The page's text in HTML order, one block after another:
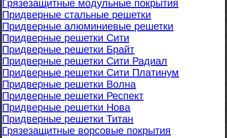
Грязезащитные модульные покрытия
Придверные стальные решетки
Придверные алюминиевые решетки
Придверные решетки Сити
Придверные решетки Брайт
Придверные решетки Сити Радиал
Придверные решетки Сити Платинум
Придверные решетки Волна
Придверные решетки Респект
Придверные решетки Нова
Придверные решетки Титан
Грязезащитные ворсовые покрытия